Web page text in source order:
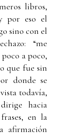
libros,
por eso el
sino con el
“me
a poco,
que fue sin
donde se
todavía,
hacia
en la
afirmación